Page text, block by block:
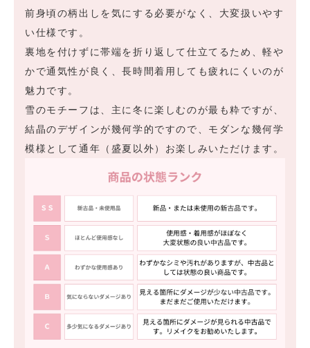
前身頃の柄出しを気にする必要がなく、大変扱いやす
い仕様です。
裏地を付けずに帯端を折り返して仕立てるため、軽や
かで通気性が良く、長時間着用しても疲れにくいのが
魅力です。
雪のモチーフは、主に冬に楽しむのが最も粋ですが、
結晶のデザインが幾何学的ですので、モダンな幾何学
模様として通年（盛夏以外）お楽しみいただけます。